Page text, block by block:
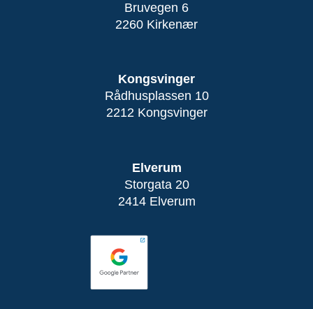
Bruvegen 6
2260 Kirkenær
Kongsvinger
Rådhusplassen 10
2212 Kongsvinger
Elverum
Storgata 20
2414 Elverum